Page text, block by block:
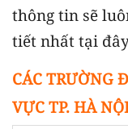
thông tin sẽ
tiết nhất tại
CÁC TRƯỜNG
VỰC TP. HÀ